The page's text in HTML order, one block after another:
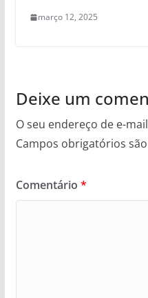
março 12, 2025
Deixe um
O seu endereço de e-
Campos obrigatórios
Comentário *